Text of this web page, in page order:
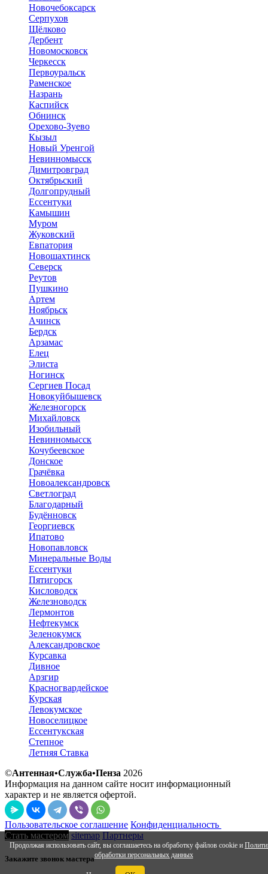
Продолжая использовать сайт, вы соглашаетесь на обработку файлов cookie и
обработки персональных данных
Новочебоксарск
Серпухов
Щёлково
Дербент
Новомосковск
Черкесск
Первоуральск
Раменское
Назрань
Каспийск
Обнинск
Орехово-Зуево
Кызыл
Новый Уренгой
Невинномысск
Димитровград
Октябрьский
Долгопрудный
Ессентуки
Камышин
Муром
Жуковский
Евпатория
Новошахтинск
Северск
Реутов
Пушкино
Артем
Ноябрьск
Ачинск
Бердск
Арзамас
Елец
Элиста
Ногинск
Сергиев Посад
Новокуйбышевск
Железногорск
Михайловск
Изобильный
Невинномысск
Кочубеевское
Донское
Грачёвка
Новоалександровск
Светлоград
Благодарный
Будённовск
Георгиевск
Ипатово
Новопавловск
Минеральные Воды
Ессентуки
Пятигорск
Кисловодск
Железноводск
Лермонтов
Нефтекумск
Зеленокумск
Александровское
Курсавка
Дивное
Арзгир
Красногвардейское
Курская
Левокумское
Новоселицкое
Ессентукская
Степное
Летняя Ставка
©Антенная•Служба•Пенза 2026
Информация на данном сайте носит информационный
характер и не является офертой.
Пользовательское соглашение Конфиденциальность
Стать мастером sitemap Партнеры
Закажите звонок мастера